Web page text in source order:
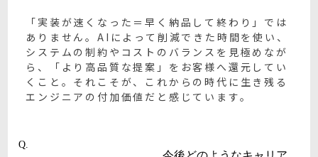
「実装が速くなった＝早く納品して終わり」では
ありません。AIによって削減できた時間を使い、
システムの制約やコストのバランスを見極めなが
ら、「より高品質な提案」をお客様へ還元してい
くこと。それこそが、これからの時代に生き残る
エンジニアの付加価値だと感じています。
Q.